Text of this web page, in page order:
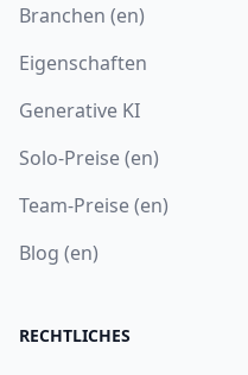
Branchen (en)
Eigenschaften
Generative KI
Solo-Preise (en)
Team-Preise (en)
Blog (en)
RECHTLICHES